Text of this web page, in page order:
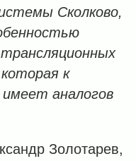
Сколково,
к
аналогов
Золотарев,